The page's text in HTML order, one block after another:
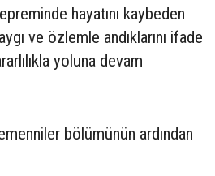
hayatını kaybeden
ve özlemle andıklarını ifade
yoluna devam
bölümünün ardından